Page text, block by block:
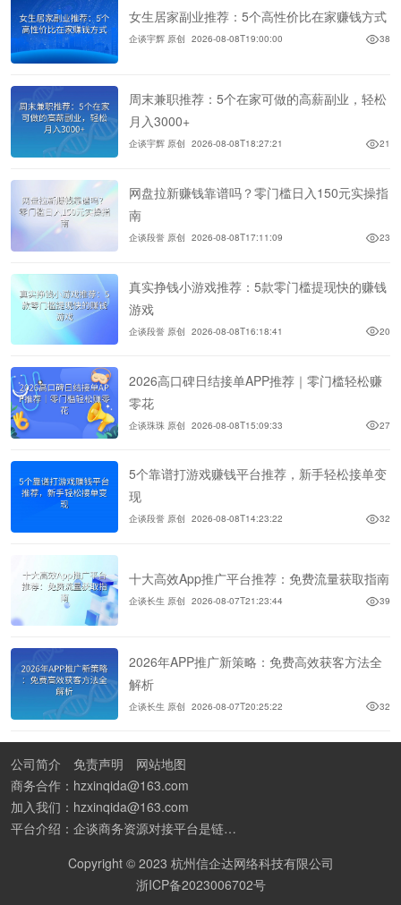
女生居家副业推荐：5个高性价比在家赚钱方式
企谈宇辉 原创 2026-08-08T19:00:00 38
周末兼职推荐：5个在家可做的高薪副业，轻松
月入3000+
企谈宇辉 原创 2026-08-08T18:27:21 21
网盘拉新赚钱靠谱吗？零门槛日入150元实操指
南
企谈段誉 原创 2026-08-08T17:11:09 23
真实挣钱小游戏推荐：5款零门槛提现快的赚钱
游戏
企谈段誉 原创 2026-08-08T16:18:41 20
2026高口碑日结接单APP推荐｜零门槛轻松赚
零花
企谈珠珠 原创 2026-08-08T15:09:33 27
5个靠谱打游戏赚钱平台推荐，新手轻松接单变
现
企谈段誉 原创 2026-08-08T14:23:22 32
十大高效App推广平台推荐：免费流量获取指南
企谈长生 原创 2026-08-07T21:23:44 39
2026年APP推广新策略：免费高效获客方法全
解析
企谈长生 原创 2026-08-07T20:25:22 32
公司简介 免责声明
网站地图
商务合作：hzxinqida@163.com
加入我们：hzxinqida@163.com
平台介绍：企谈商务资源对接平台是链接资源人脉与客户的平台,也是地推app接任务平台、地推拉新团队接单平台。平台汇聚100W+商务资源，地推拉新、APP推广、BD异业合作等业务可免费发布。同时全国的地推团队和个人都可在地推接单平台找到赚钱项目和分享交流地推问题。
Copyright © 2023 杭州信企达网络科技有限公司
浙ICP备2023006702号